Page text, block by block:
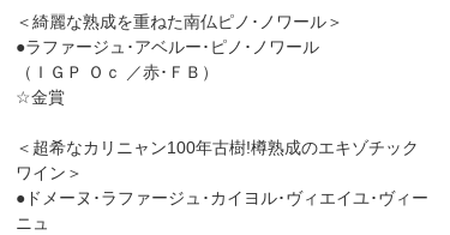
＜綺麗な熟成を重ねた南仏ピノ･ノワール＞
●ラファージュ･アベルー･ピノ･ノワール
（ＩＧＰ Ｏｃ ／赤･ＦＢ）
☆金賞
＜超希なカリニャン100年古樹!樽熟成のエキゾチック
ワイン＞
●ドメーヌ･ラファージュ･カイヨル･ヴィエイユ･ヴィー
ニュ